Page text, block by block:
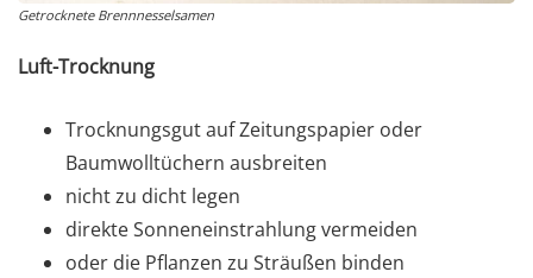
Getrocknete Brennnesselsamen
Luft-Trocknung
Trocknungsgut auf Zeitungspapier oder
Baumwolltüchern ausbreiten
nicht zu dicht legen
direkte Sonneneinstrahlung vermeiden
oder die Pflanzen zu Sträußen binden